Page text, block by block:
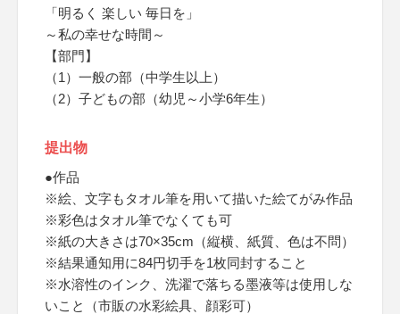
「明るく 楽しい 毎日を」
～私の幸せな時間～
【部門】
（1）一般の部（中学生以上）
（2）子どもの部（幼児～小学6年生）
提出物
●作品
※絵、文字もタオル筆を用いて描いた絵てがみ作品
※彩色はタオル筆でなくても可
※紙の大きさは70×35cm（縦横、紙質、色は不問）
※結果通知用に84円切手を1枚同封すること
※水溶性のインク、洗濯で落ちる墨液等は使用しな
いこと（市販の水彩絵具、顔彩可）